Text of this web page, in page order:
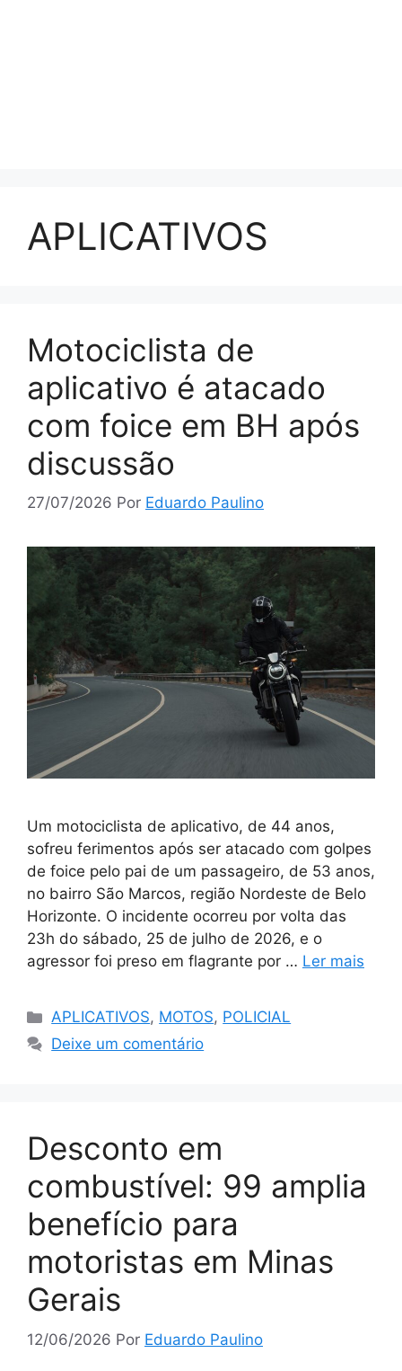
APLICATIVOS
Motociclista de
aplicativo é atacado
com foice em BH após
discussão
27/07/2026 Por Eduardo Paulino
Um motociclista de aplicativo, de 44 anos,
sofreu ferimentos após ser atacado com golpes
de foice pelo pai de um passageiro, de 53 anos,
no bairro São Marcos, região Nordeste de Belo
Horizonte. O incidente ocorreu por volta das
23h do sábado, 25 de julho de 2026, e o
agressor foi preso em flagrante por … Ler mais
Categorias
APLICATIVOS, MOTOS, POLICIAL
Deixe um comentário
Desconto em
combustível: 99 amplia
benefício para
motoristas em Minas
Gerais
12/06/2026 Por Eduardo Paulino